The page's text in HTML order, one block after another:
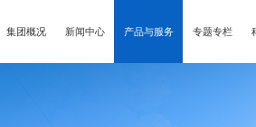
集团概况 新闻中心 产品与服务 专题专栏